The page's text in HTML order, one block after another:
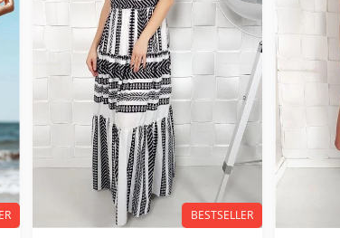
BESTSELLER